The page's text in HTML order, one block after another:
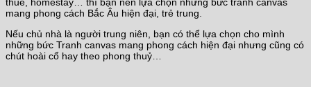
mang phong cách Bắc Âu hiện đại, trẻ trung.
Nếu chủ nhà là người trung niên, bạn có thể lựa chọn cho mình
những bức Tranh canvas mang phong cách hiện đại nhưng cũng có
chút hoài cổ hay theo phong thuỷ…